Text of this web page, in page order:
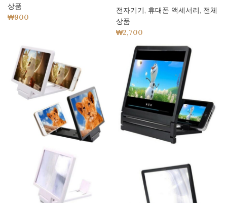
상품
₩900
전자기기, 휴대폰 액세서리, 전체
상품
₩2,700